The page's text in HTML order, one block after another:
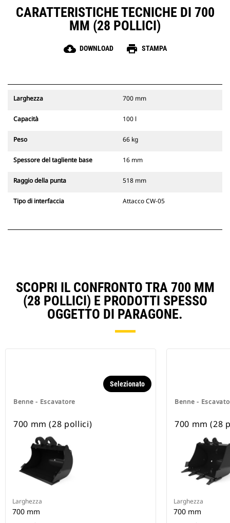
CARATTERISTICHE TECNICHE DI 700
MM (28 POLLICI)
cloud_download DOWNLOAD print STAMPA
Larghezza 700 mm
Capacità 100 l
Peso 66 kg
Spessore del tagliente base 16 mm
Raggio della punta 518 mm
Tipo di interfaccia Attacco CW-05
SCOPRI IL CONFRONTO TRA 700 MM
(28 POLLICI) E PRODOTTI SPESSO
OGGETTO DI PARAGONE.
Benne - Escavatore
Selezionato
700 mm (28 pollici)
Larghezza
700 mm
Benne -
700 mm (28
Larghezza
700 mm